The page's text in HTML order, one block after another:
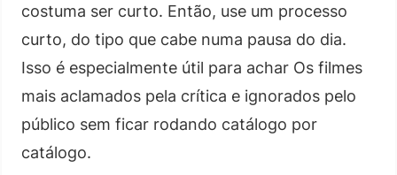
costuma ser curto. Então, use um processo
curto, do tipo que cabe numa pausa do dia.
Isso é especialmente útil para achar Os filmes
mais aclamados pela crítica e ignorados pelo
público sem ficar rodando catálogo por
catálogo.